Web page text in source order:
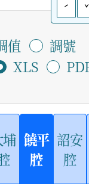
ˊ
ˇ
值
調號
XLS
饒平
腔
詔安
腔